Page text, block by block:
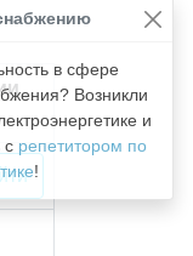
в сфере
Возникли
и
с репетитором по
!